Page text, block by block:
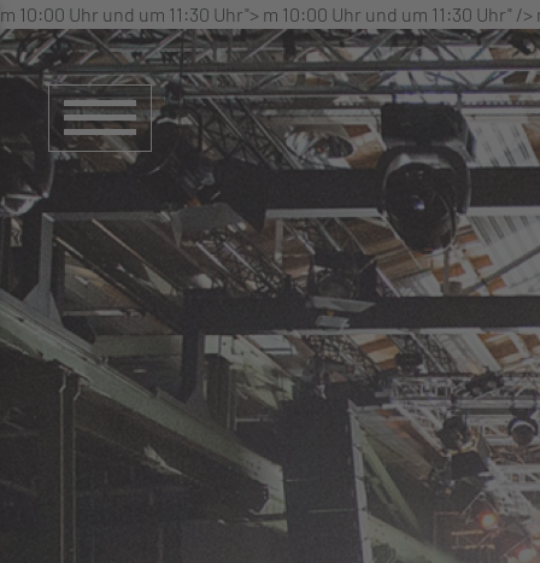
m 10:00 Uhr und um 11:30 Uhr"> m 10:00 Uhr und um 11:30 Uhr" />